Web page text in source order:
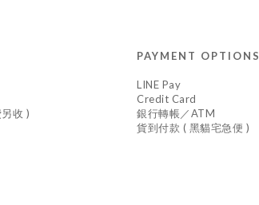
收 )
PAYMENT OPTIONS
LINE Pay
Credit Card
銀行轉帳／ATM
貨到付款 ( 黑貓宅急便 )